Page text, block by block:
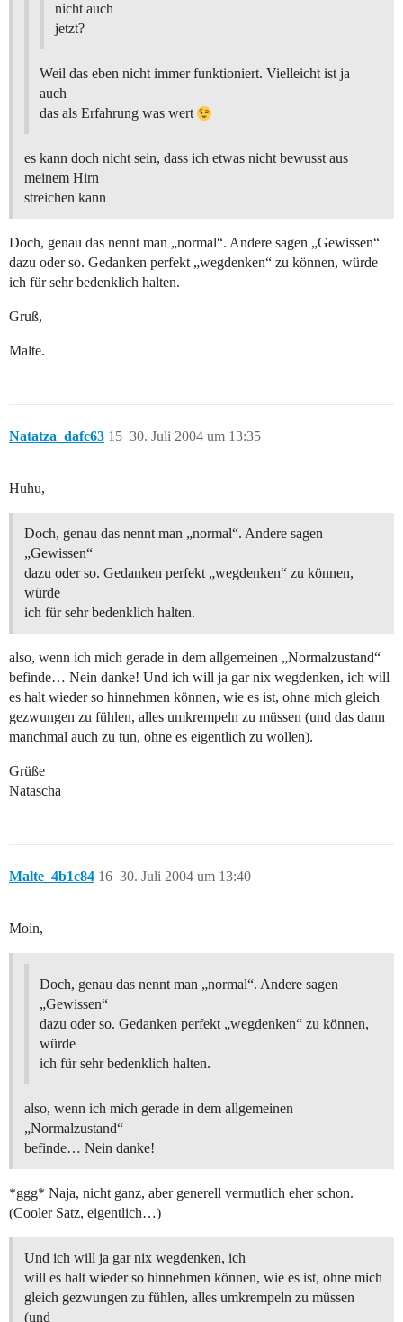
nicht auch
jetzt?
Weil das eben nicht immer funktioniert. Vielleicht ist ja
auch
das als Erfahrung was wert
es kann doch nicht sein, dass ich etwas nicht bewusst aus
meinem Hirn
streichen kann
Doch, genau das nennt man „normal“. Andere sagen „Gewissen“
dazu oder so. Gedanken perfekt „wegdenken“ zu können, würde
ich für sehr bedenklich halten.
Gruß,
Malte.
Natatza_dafc63 30. Juli 2004 um 13:35
15
Huhu,
Doch, genau das nennt man „normal“. Andere sagen
„Gewissen“
dazu oder so. Gedanken perfekt „wegdenken“ zu können,
würde
ich für sehr bedenklich halten.
also, wenn ich mich gerade in dem allgemeinen „Normalzustand“
befinde… Nein danke! Und ich will ja gar nix wegdenken, ich will
es halt wieder so hinnehmen können, wie es ist, ohne mich gleich
gezwungen zu fühlen, alles umkrempeln zu müssen (und das dann
manchmal auch zu tun, ohne es eigentlich zu wollen).
Grüße
Natascha
Malte_4b1c84 30. Juli 2004 um 13:40
16
Moin,
Doch, genau das nennt man „normal“. Andere sagen
„Gewissen“
dazu oder so. Gedanken perfekt „wegdenken“ zu können,
würde
ich für sehr bedenklich halten.
also, wenn ich mich gerade in dem allgemeinen
„Normalzustand“
befinde… Nein danke!
*ggg* Naja, nicht ganz, aber generell vermutlich eher schon.
(Cooler Satz, eigentlich…)
Und ich will ja gar nix wegdenken, ich
will es halt wieder so hinnehmen können, wie es ist, ohne mich
gleich gezwungen zu fühlen, alles umkrempeln zu müssen
(und